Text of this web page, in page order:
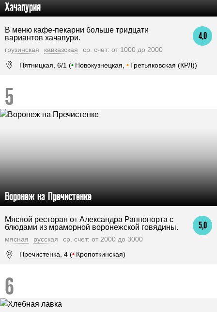
Хачапурия
4,0
В меню кафе-пекарни больше тридцати
вариантов хачапури.
грузинская кавказская
ср. счет: от 1000 до 2000
Пятницкая, 6/1 (• Новокузнецкая, •Третьяковская (КРЛ))
Воронеж на Пречистенке
5,0
Мясной ресторан от Александра Раппопорта с
блюдами из мраморной воронежской говядины.
мясная русская
ср. счет: от 2000 до 3000
Пречистенка, 4 (• Кропоткинская)